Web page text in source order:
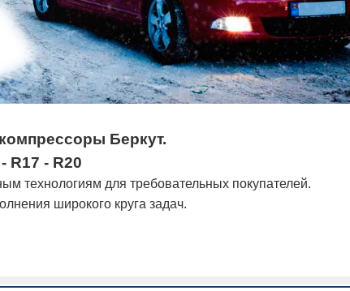
Беркут.
R17 - R20
технологиям для требовательных покупателей.
широкого круга задач.